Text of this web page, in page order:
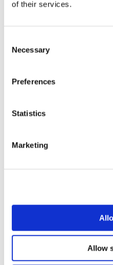
of their services.
Selection
Necessary
Preferences
Statistics
Marketing
Allow